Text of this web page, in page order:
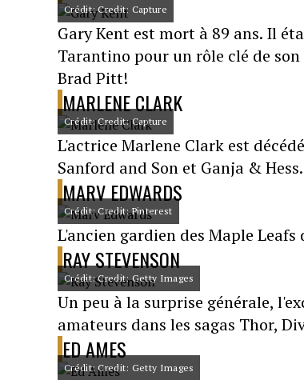
Crédit: Credit: Capture
Gary Kent est mort à 89 ans. Il
Tarantino pour un rôle clé de
Brad Pitt!
MARLENE CLARK
Crédit: Credit: Capture
L'actrice Marlene Clark est
Sanford and Son et Ganja & Hess.
MARV EDWARDS
Crédit: Credit: Pinterest
L'ancien gardien des Maple
RAY STEVENSON
Crédit: Credit: Getty Images
Un peu à la surprise générale,
amateurs dans les sagas Thor,
ED AMES
Crédit: Credit: Getty Images